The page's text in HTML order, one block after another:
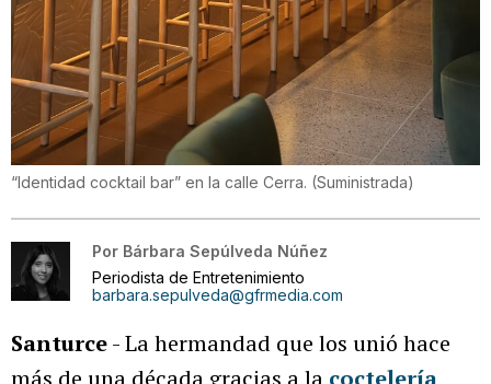
“Identidad cocktail bar” en la calle Cerra. (Suministrada)
Por Bárbara Sepúlveda Núñez
Periodista de Entretenimiento
barbara.sepulveda@gfrmedia.com
Santurce- La hermandad que los unió hace
más de una década gracias a la coctelería